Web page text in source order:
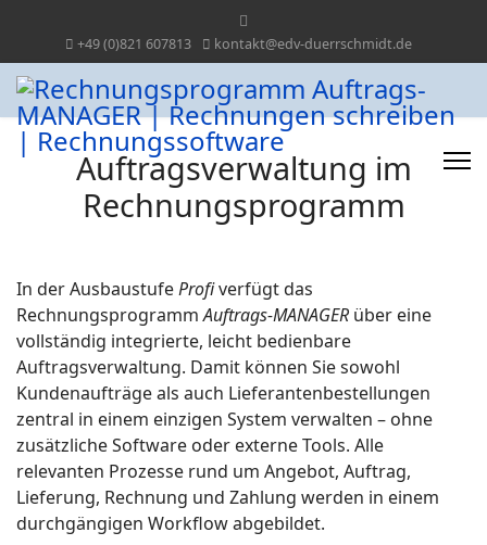
+49 (0)821 607813 kontakt@edv-duerrschmidt.de
Auftragsverwaltung im
Rechnungsprogramm
In der AusbaustufeProfiverfügt das
RechnungsprogrammAuftrags‑MANAGER über eine
vollständig integrierte, leicht bedienbare
Auftragsverwaltung. Damit können Sie sowohl
Kundenaufträge als auch Lieferantenbestellungen
zentral in einem einzigen System verwalten – ohne
zusätzliche Software oder externe Tools. Alle
relevanten Prozesse rund um Angebot, Auftrag,
Lieferung, Rechnung und Zahlung werden in einem
durchgängigen Workflow abgebildet.